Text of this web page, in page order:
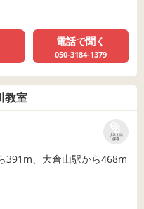
電話で聞く
050-3184-1379
教室
リストに
保存
391m、大倉山駅から468m